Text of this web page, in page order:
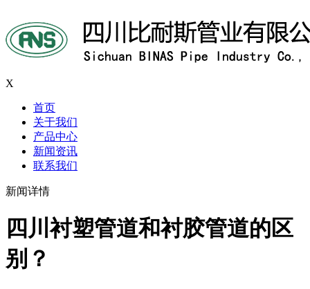
X
首页
关于我们
产品中心
新闻资讯
联系我们
新闻详情
四川衬塑管道和衬胶管道的区
别？